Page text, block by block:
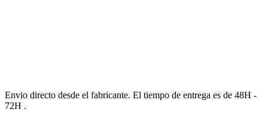
Envio directo desde el fabricante. El tiempo de entrega es de 48H -
72H .